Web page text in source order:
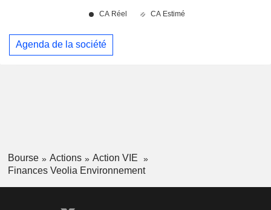
Agenda de la société
Bourse Actions
Action VIE
Finances Veolia Environnement